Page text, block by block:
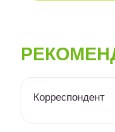
Корреспондент